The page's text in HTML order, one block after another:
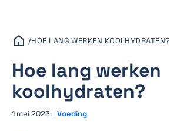
/HOE LANG WERKEN KOOLHYDRATEN?
Hoe lang werken
koolhydraten?
1 mei 2023 | Voeding